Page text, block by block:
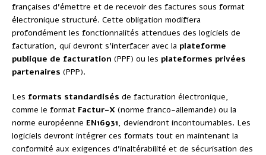
françaises d’émettre et de recevoir des factures sous format
électronique structuré. Cette obligation modifiera
profondément les fonctionnalités attendues des logiciels de
facturation, qui devront s’interfacer avec la plateforme
publique de facturation (PPF) ou les plateformes privées
partenaires (PPP).
Les formats standardisés de facturation électronique,
comme le format Factur-X (norme franco-allemande) ou la
norme européenne EN16931, deviendront incontournables. Les
logiciels devront intégrer ces formats tout en maintenant la
conformité aux exigences d’inaltérabilité et de sécurisation des